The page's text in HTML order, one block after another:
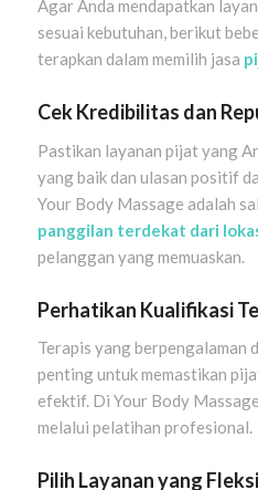
Agar Anda mendapatkan
sesuai kebutuhan, berikut
terapkan dalam memilih jasa
Cek Kredibilitas dan
Pastikan layanan pijat yang
yang baik dan ulasan positif
Your Body Massage adalah
panggilan terdekat dari
pelanggan yang memuaskan.
Perhatikan Kualifikasi
Terapis yang
penting untuk memastikan
efektif. Di Your Body
melalui pelatihan profesional.
Pilih Layanan yang